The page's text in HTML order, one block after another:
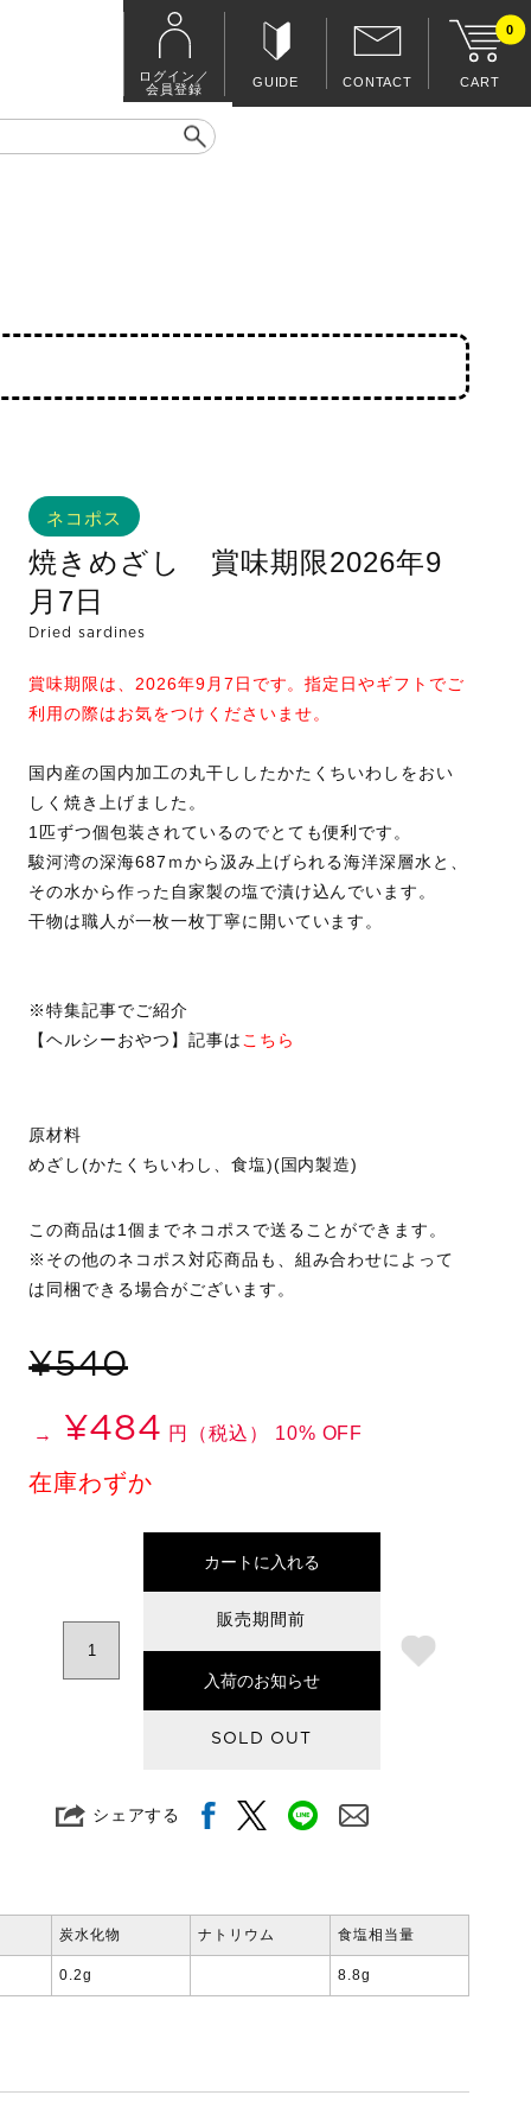
ログイン／
会員登録
GUIDE CONTACT
0
CART
ネコポス
焼きめざし 賞味期限2026年9
月7日
Dried sardines
賞味期限は、2026年9月7日です。指定日やギフトでご
利用の際はお気をつけくださいませ。
国内産の国内加工の丸干ししたかたくちいわしをおい
しく焼き上げました。
1匹ずつ個包装されているのでとても便利です。
駿河湾の深海687ｍから汲み上げられる海洋深層水と、
その水から作った自家製の塩で漬け込んでいます。
干物は職人が一枚一枚丁寧に開いています。
※特集記事でご紹介
【ヘルシーおやつ】記事は こちら
原材料
めざし(かたくちいわし、食塩)(国内製造)
この商品は1個までネコポスで送ることができます。
※その他のネコポス対応商品も、組み合わせによって
は同梱できる場合がございます。
¥540
→ ¥484 円（税込） 10% OFF
在庫わずか
カートに入れる
販売期間前
入荷のお知らせ
SOLD OUT
シェアする
炭水化物
0.2g
ナトリウム 食塩相当量
8.8g